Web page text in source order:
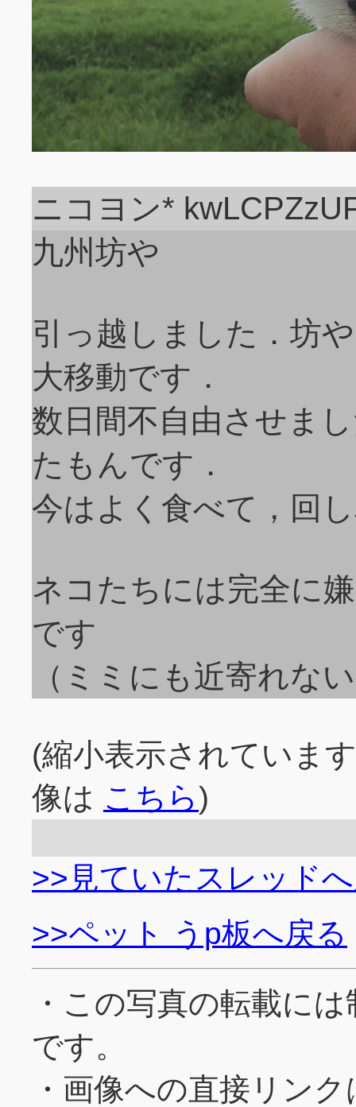
ニコヨン*
九州坊や
引っ越しました．坊
大移動です．
数日間不自由させま
たもんです．
今はよく食べて，回
ネコたちには完全に
です
（ミミにも近寄れな
(縮小表示されていま
像は こちら)
>>見ていたスレッド
>>ペット うp板へ戻る
・この写真の転載に
です。
・画像への直接リン